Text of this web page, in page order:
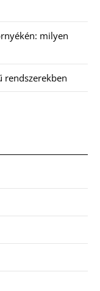
milyen
rendszerekben